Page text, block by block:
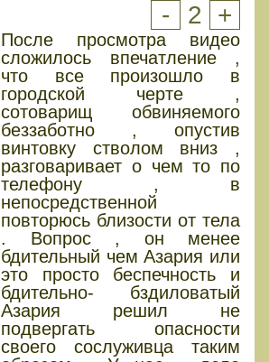
- 2 +
После просмотра видео
сложилось впечатление ,
что все произошло в
городской черте ,
сотоварищ обвиняемого
беззаботно , опустив
винтовку стволом вниз ,
разговаривает о чем то по
телефону , в
непосредственной
повторюсь близости от тела
. Вопрос , он менее
бдительный чем Азария или
это просто беспечность и
бдительно- бздиловатый
Азария решил не
подвергать опасности
своего сослуживца таким